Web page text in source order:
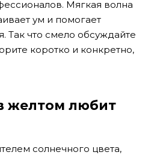
Мягкая волна
ум и помогает
Так что смело обсуждайте
коротко и конкретно,
желтом любит
солнечного цвета,